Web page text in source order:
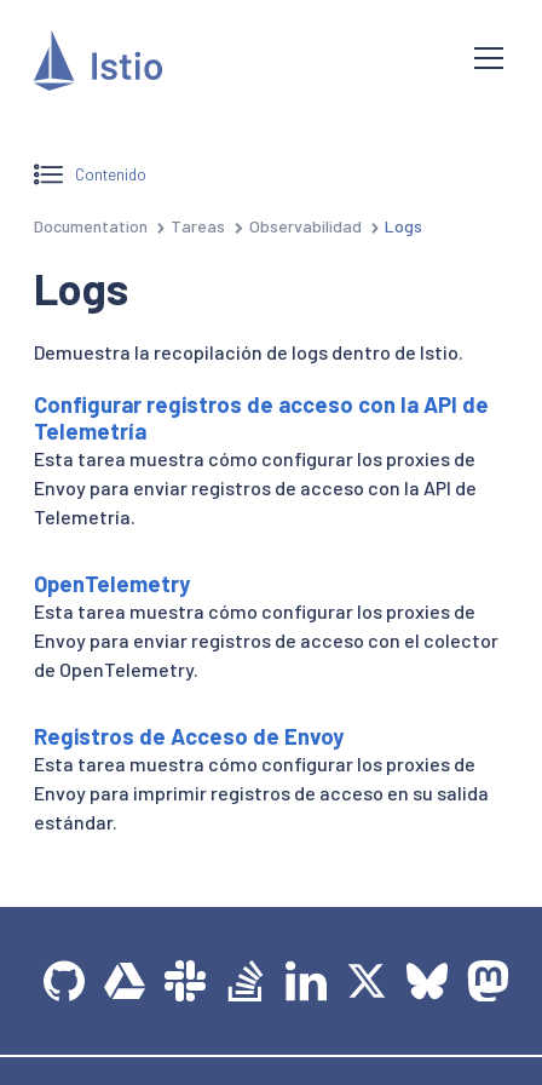
Contenido
Documentation Tareas Observabilidad Logs
Logs
Demuestra la recopilación de logs dentro de Istio.
Configurar registros de acceso con la API de
Telemetría
Esta tarea muestra cómo configurar los proxies de
Envoy para enviar registros de acceso con la API de
Telemetría.
OpenTelemetry
Esta tarea muestra cómo configurar los proxies de
Envoy para enviar registros de acceso con el colector
de OpenTelemetry.
Registros de Acceso de Envoy
Esta tarea muestra cómo configurar los proxies de
Envoy para imprimir registros de acceso en su salida
estándar.